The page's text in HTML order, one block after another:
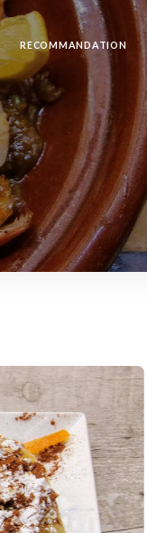
RECOMMANDATION